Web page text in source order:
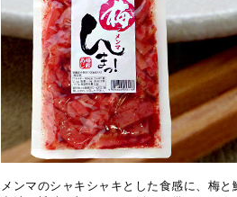
メンマのシャキシャキとした食感に、梅